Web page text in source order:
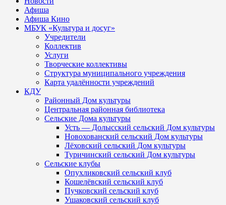
Афиша
Афиша Кино
МБУК «Культура и досуг»
Учредители
Коллектив
Услуги
Творческие коллективы
Структура муниципального учреждения
Карта удалённости учреждений
КДУ
Районный Дом культуры
Центральная районная библиотека
Сельские Дома культуры
Усть — Долысский сельский Дом культуры
Новохованский сельский Дом культуры
Лёховский сельский Дом культуры
Туричинский сельский Дом культуры
Сельские клубы
Опухликовский сельский клуб
Кошелёвский сельский клуб
Пучковский сельский клуб
Ушаковский сельский клуб